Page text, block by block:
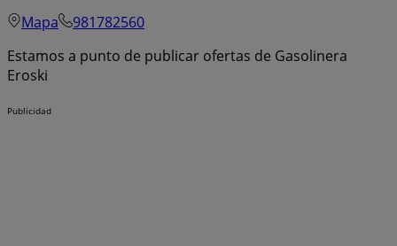
Mapa
981782560
Estamos a punto de publicar ofertas de Gasolinera
Eroski
Publicidad